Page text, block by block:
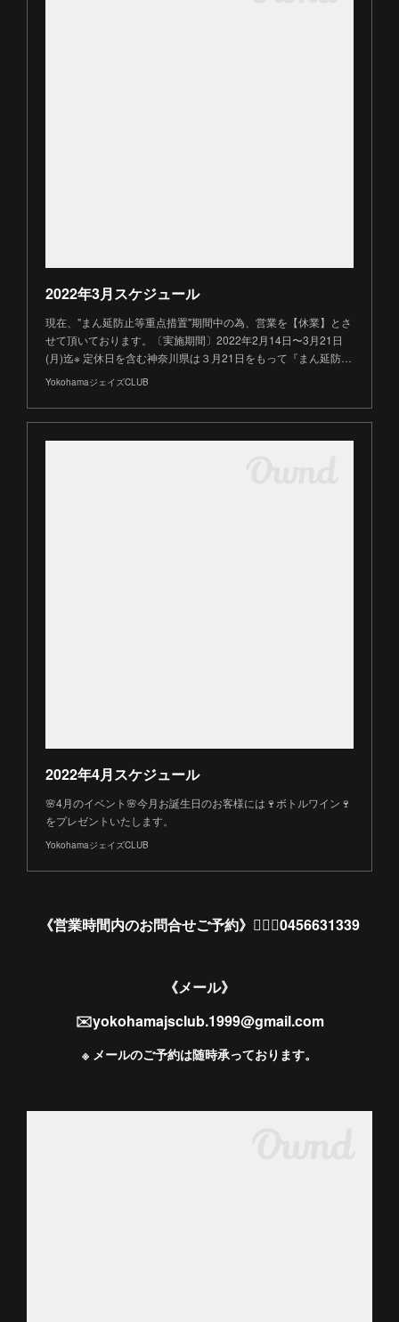
2022年3月スケジュール
現在、"まん延防止等重点措置"期間中の為、営業を【休業】とさ
せて頂いております。〔実施期間〕2022年2月14日〜3月21日
(月)迄※ 定休日を含む神奈川県は３月21日をもって『まん延防…
YokohamaジェイズCLUB
2022年4月スケジュール
🌸4月のイベント🌸今月お誕生日のお客様には🍷ボトルワイン🍷
をプレゼントいたします。
YokohamaジェイズCLUB
《営業時間内のお問合せご予約》💁🏻‍♀️0456631339
《メール》
✉️yokohamajsclub.1999@gmail.com
※ メールのご予約は随時承っております。